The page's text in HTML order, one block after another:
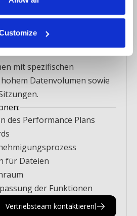
mit spezifischen
Datenvolumen sowie
des Performance Plans
für Dateien
der Funktionen
Vertriebsteam kontaktieren